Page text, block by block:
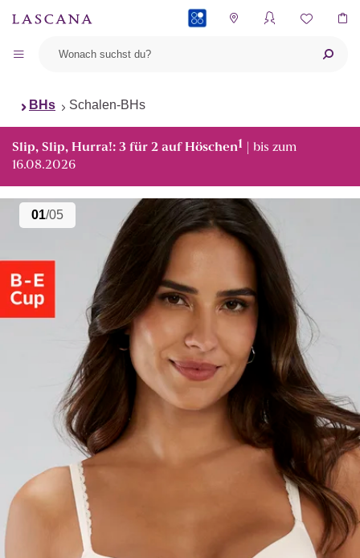
BHs Schalen-BHs
Slip, Slip, Hurra!: 3 für 2 auf Höschen1 | bis zum
16.08.2026
01/05